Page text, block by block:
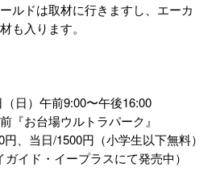
ルドは取材に行きますし、エーカ
も入ります。
日）午前9:00〜午後16:00
『お台場ウルトラパーク』
、当日/1500円（小学生以下無料）
イド・イープラスにて発売中）